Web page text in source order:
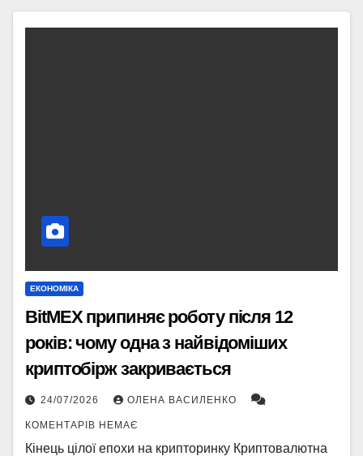
ЕКОНОМІКА
BitMEX припиняє роботу після 12
років: чому одна з найвідоміших
криптобірж закривається
24/07/2026 ОЛЕНА ВАСИЛЕНКО
КОМЕНТАРІВ НЕМАЄ
Кінець цілої епохи на крипторинку Криптовалютна